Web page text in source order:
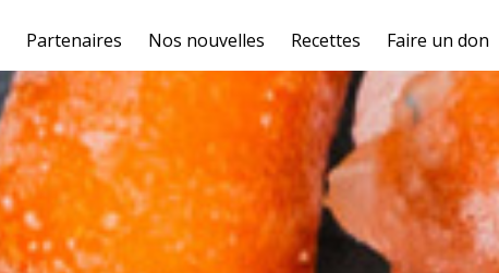
Partenaires Nos nouvelles Recettes Faire un don